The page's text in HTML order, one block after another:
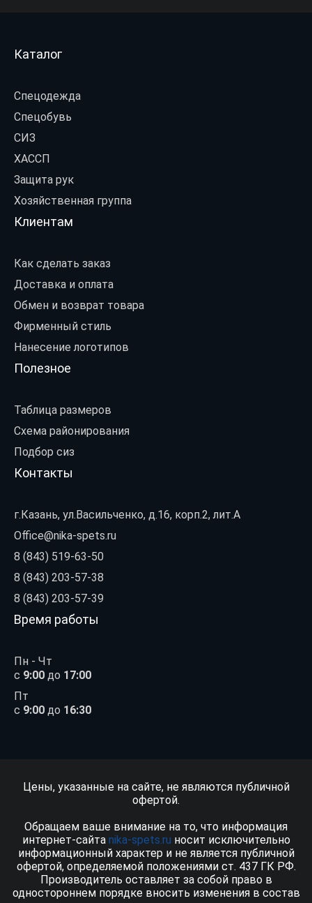
Каталог
Спецодежда
Спецобувь
СИЗ
ХАССП
Защита рук
Хозяйственная группа
Клиентам
Как сделать заказ
Доставка и оплата
Обмен и возврат товара
Фирменный стиль
Нанесение логотипов
Полезное
Таблица размеров
Схема районирования
Подбор сиз
Контакты
г.Казань, ул.Васильченко, д.16, корп.2, лит.А
Office@nika-spets.ru
8 (843) 519-63-50
8 (843) 203-57-38
8 (843) 203-57-39
Время работы
Пн - Чт
с 9:00 до 17:00
Пт
с 9:00 до 16:30
Цены, указанные на сайте, не являются публичной
офертой.
Обращаем ваше внимание на то, что информация
интернет-сайта nika-spets.ru носит исключительно
информационный характер и не является публичной
офертой, определяемой положениями ст. 437 ГК РФ.
Производитель оставляет за собой право в
одностороннем порядке вносить изменения в состав